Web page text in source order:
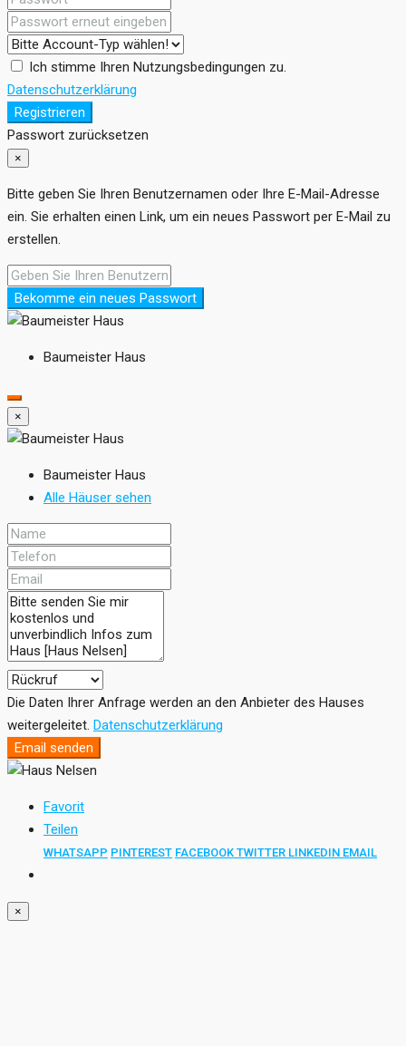
Ich stimme Ihren Nutzungsbedingungen zu.
Datenschutzerklärung
Registrieren
Passwort zurücksetzen
×
Bitte geben Sie Ihren Benutzernamen oder Ihre E-Mail-Adresse
ein. Sie erhalten einen Link, um ein neues Passwort per E-Mail zu
erstellen.
Bekomme ein neues Passwort
Baumeister Haus
×
Baumeister Haus
Alle Häuser sehen
Die Daten Ihrer Anfrage werden an den Anbieter des Hauses
weitergeleitet. Datenschutzerklärung
Email senden
Favorit
Teilen
WHATSAPP PINTEREST FACEBOOK TWITTER LINKEDIN EMAIL
×